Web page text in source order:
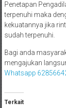
Penetapan
terpenuhi maka
kekuatannya jika
sudah terpenuhi.
Bagi anda
mengajukan
Whatsapp
Terkait